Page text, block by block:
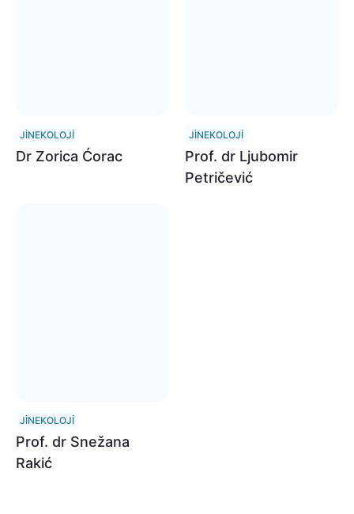
JINEKOLOJI
Dr Zorica Ćorac
JINEKOLOJI
Prof. dr Ljubomir
Petričević
JINEKOLOJI
Prof. dr Snežana
Rakić